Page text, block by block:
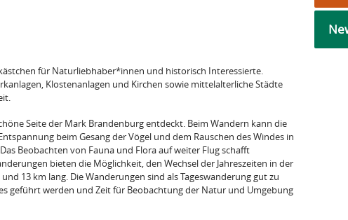
für Naturliebhaber*innen und historisch Interessierte.
Klostenanlagen und Kirchen sowie mittelalterliche Städte
Seite der Mark Brandenburg entdeckt. Beim Wandern kann die
beim Gesang der Vögel und dem Rauschen des Windes in
Beobachten von Fauna und Flora auf weiter Flug schafft
bieten die Möglichkeit, den Wechsel der Jahreszeiten in der
13 km lang. Die Wanderungen sind als Tageswanderung gut zu
geführt werden und Zeit für Beobachtung der Natur und Umgebung